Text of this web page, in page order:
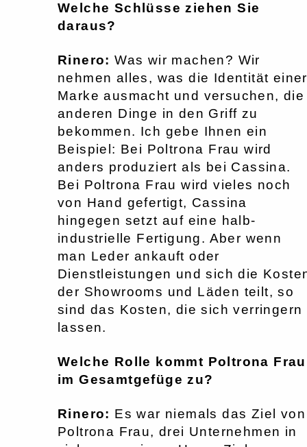
Welche Schlüsse ziehen Sie
daraus?
Rinero: Was wir machen? Wir
nehmen alles, was die Identität einer
Marke ausmacht und versuchen, die
anderen Dinge in den Griff zu
bekommen. Ich gebe Ihnen ein
Beispiel: Bei Poltrona Frau wird
anders produziert als bei Cassina.
Bei Poltrona Frau wird vieles noch
von Hand gefertigt, Cassina
hingegen setzt auf eine halb-
industrielle Fertigung. Aber wenn
man Leder ankauft oder
Dienstleistungen und sich die
der Showrooms und Läden teilt, so
sind das Kosten, die sich verringern
lassen.
Welche Rolle kommt Poltrona Frau
im Gesamtgefüge zu?
Rinero: Es war niemals das Ziel von
Poltrona Frau, drei Unternehmen in